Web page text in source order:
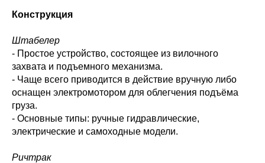
Конструкция
Штабелер
- Простое устройство, состоящее из вилочного
захвата и подъемного механизма.
- Чаще всего приводится в действие вручную либо
оснащен электромотором для облегчения подъёма
груза.
- Основные типы: ручные гидравлические,
электрические и самоходные модели.
Ричтрак